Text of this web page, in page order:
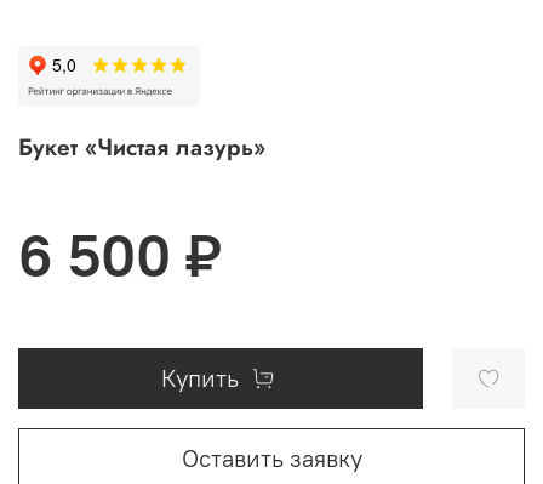
Букет «Чистая лазурь»
6 500 ₽
Купить
Оставить заявку